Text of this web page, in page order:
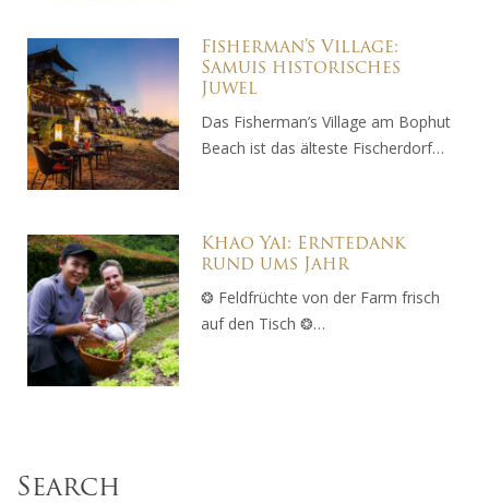
Fisherman’s Village:
Samuis historisches
Juwel
Das Fisherman’s Village am Bophut
Beach ist das älteste Fischerdorf…
Khao Yai: Erntedank
rund ums Jahr
❂ Feldfrüchte von der Farm frisch
auf den Tisch ❂…
Search